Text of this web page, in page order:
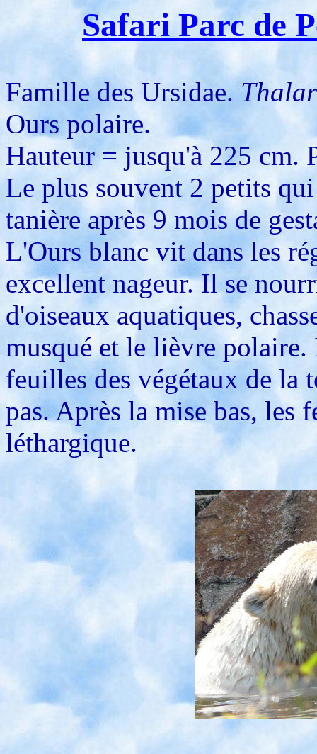
Safari Parc de
Famille des Ursidae.
Ours polaire.
Hauteur = jusqu'à 225 cm.
Le plus souvent 2 petits
tanière après 9 mois de
L'Ours blanc vit dans les
excellent nageur. Il se
d'oiseaux aquatiques,
musqué et le lièvre
feuilles des végétaux de la
pas. Après la mise bas, les
léthargique.